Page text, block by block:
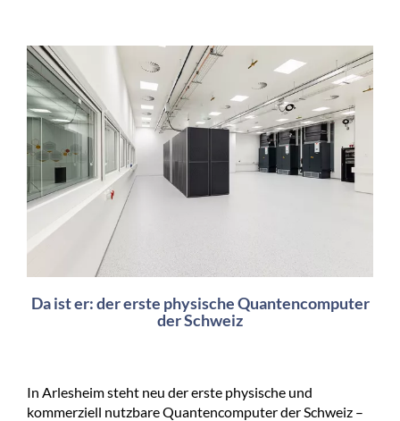
Da ist er: der erste physische Quantencomputer
der Schweiz
In Arlesheim steht neu der erste physische und
kommerziell nutzbare Quantencomputer der Schweiz –